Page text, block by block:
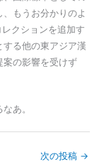
もうお分かりのよ
クションを追加す
る他の東アジア漢
案の影響を受けず
あ。
次の投稿 →